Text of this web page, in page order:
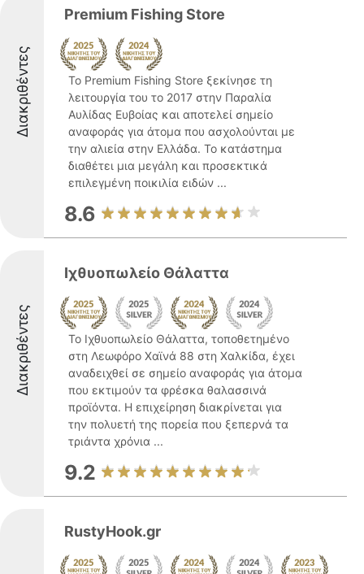
Διακριθέντες
Premium Fishing Store
Το Premium Fishing Store ξεκίνησε τη
λειτουργία του το 2017 στην Παραλία
Αυλίδας Ευβοίας και αποτελεί σημείο
αναφοράς για άτομα που ασχολούνται με
την αλιεία στην Ελλάδα. Το κατάστημα
διαθέτει μια μεγάλη και προσεκτικά
επιλεγμένη ποικιλία ειδών ...
8.6
Διακριθέντες
Ιχθυοπωλείο Θάλαττα
Το Ιχθυοπωλείο Θάλαττα, τοποθετημένο
στη Λεωφόρο Χαϊνά 88 στη Χαλκίδα, έχει
αναδειχθεί σε σημείο αναφοράς για άτομα
που εκτιμούν τα φρέσκα θαλασσινά
προϊόντα. Η επιχείρηση διακρίνεται για
την πολυετή της πορεία που ξεπερνά τα
τριάντα χρόνια ...
9.2
RustyHook.gr